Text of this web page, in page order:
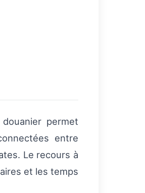
permet
entre
Le recours à
et les temps